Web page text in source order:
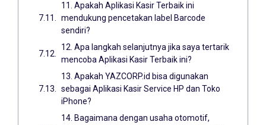
11. Apakah Aplikasi Kasir Terbaik ini
mendukung pencetakan label Barcode
sendiri?
12. Apa langkah selanjutnya jika saya tertarik
mencoba Aplikasi Kasir Terbaik ini?
13. Apakah YAZCORP.id bisa digunakan
sebagai Aplikasi Kasir Service HP dan Toko
iPhone?
14. Bagaimana dengan usaha otomotif,